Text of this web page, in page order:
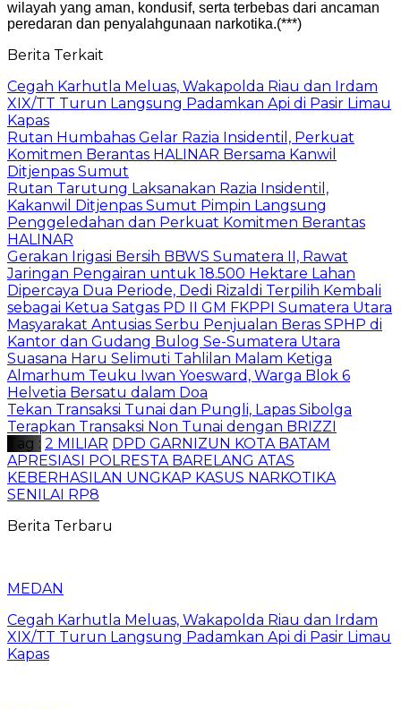
wilayah yang aman, kondusif, serta terbebas dari ancaman
peredaran dan penyalahgunaan narkotika.(***)
Berita Terkait
Cegah Karhutla Meluas, Wakapolda Riau dan Irdam
XIX/TT Turun Langsung Padamkan Api di Pasir Limau
Kapas
Rutan Humbahas Gelar Razia Insidentil, Perkuat
Komitmen Berantas HALINAR Bersama Kanwil
Ditjenpas Sumut
Rutan Tarutung Laksanakan Razia Insidentil,
Kakanwil Ditjenpas Sumut Pimpin Langsung
Penggeledahan dan Perkuat Komitmen Berantas
HALINAR
Gerakan Irigasi Bersih BBWS Sumatera II, Rawat
Jaringan Pengairan untuk 18.500 Hektare Lahan
Dipercaya Dua Periode, Dedi Rizaldi Terpilih Kembali
sebagai Ketua Satgas PD II GM FKPPI Sumatera Utara
Masyarakat Antusias Serbu Penjualan Beras SPHP di
Kantor dan Gudang Bulog Se-Sumatera Utara
Suasana Haru Selimuti Tahlilan Malam Ketiga
Almarhum Teuku Iwan Yoesward, Warga Blok 6
Helvetia Bersatu dalam Doa
Tekan Transaksi Tunai dan Pungli, Lapas Sibolga
Terapkan Transaksi Non Tunai dengan BRIZZI
Tag : 2 MILIAR DPD GARNIZUN KOTA BATAM
APRESIASI POLRESTA BARELANG ATAS
KEBERHASILAN UNGKAP KASUS NARKOTIKA
SENILAI RP8
Berita Terbaru
MEDAN
Cegah Karhutla Meluas, Wakapolda Riau dan Irdam
XIX/TT Turun Langsung Padamkan Api di Pasir Limau
Kapas